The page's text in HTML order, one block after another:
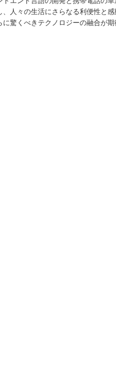
たテキストを監視します
。
り替える
します
、人々の生活にさらなる利便性と
に驚くべきテクノロジーの融合が期